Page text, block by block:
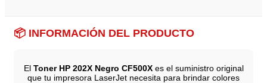
📦 INFORMACIÓN DEL PRODUCTO
El Toner HP 202X Negro CF500Xes el suministro original
que tu impresora LaserJet necesita para brindar colores